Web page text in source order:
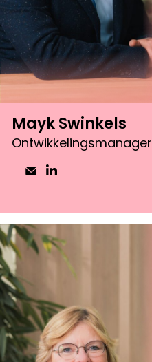
Mayk Swinkels
Ontwikkelingsmanager